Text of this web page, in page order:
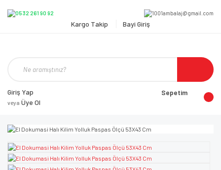
Kargo Takip Bayi Giriş
Giriş Yap
veya Üye Ol
Sepetim